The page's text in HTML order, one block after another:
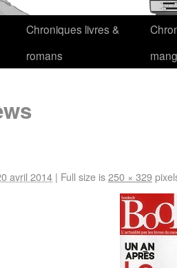
Chroniques livres &
romans
avril 2014 | Full size is250 × 329